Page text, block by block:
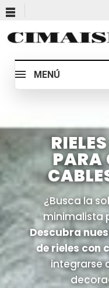
MENÚ
PARA
¿Busca la
minimalista
Descubra
de rieles con
integrarse